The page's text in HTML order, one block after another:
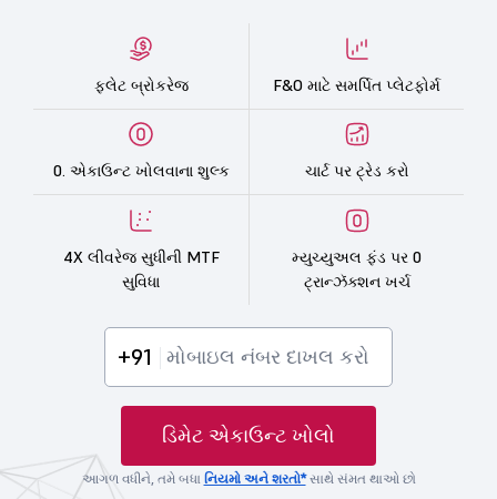
ફ્લેટ બ્રોકરેજ F&O માટે સમર્પિત પ્લેટફોર્મ
0. એકાઉન્ટ ખોલવાના શુલ્ક ચાર્ટ પર ટ્રેડ કરો
4X લીવરેજ સુધીની MTF
સુવિધા
મ્યુચ્યુઅલ ફંડ પર 0
ટ્રાન્ઝૅક્શન ખર્ચ
+91
ડિમેટ એકાઉન્ટ ખોલો
આગળ વધીને, તમે બધા નિયમો અને શરતો*સાથે સંમત થાઓ છો